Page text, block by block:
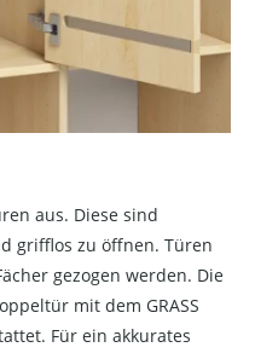
aus. Diese sind
grifflos zu öffnen. Türen
gezogen werden. Die
mit dem GRASS
Für ein akkurates